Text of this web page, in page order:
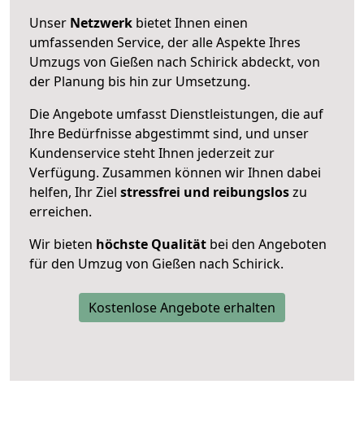
Unser Netzwerk bietet Ihnen einen
umfassenden Service, der alle Aspekte Ihres
Umzugs von Gießen nach Schirick abdeckt, von
der Planung bis hin zur Umsetzung.
Die Angebote umfasst Dienstleistungen, die auf
Ihre Bedürfnisse abgestimmt sind, und unser
Kundenservice steht Ihnen jederzeit zur
Verfügung. Zusammen können wir Ihnen dabei
helfen, Ihr Ziel stressfrei und reibungsloszu
erreichen.
Wir bieten höchste Qualität bei den Angeboten
für den Umzug von Gießen nach Schirick.
Kostenlose Angebote erhalten